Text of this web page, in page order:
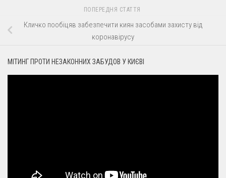
ПОПЕРЕДНЯ СТАТТЯ
Кличко пообіцяв забезпечити киян засобами захисту від
коронавірусу
МІТИНГ ПРОТИ НЕЗАКОННИХ ЗАБУДОВ У КИЄВІ